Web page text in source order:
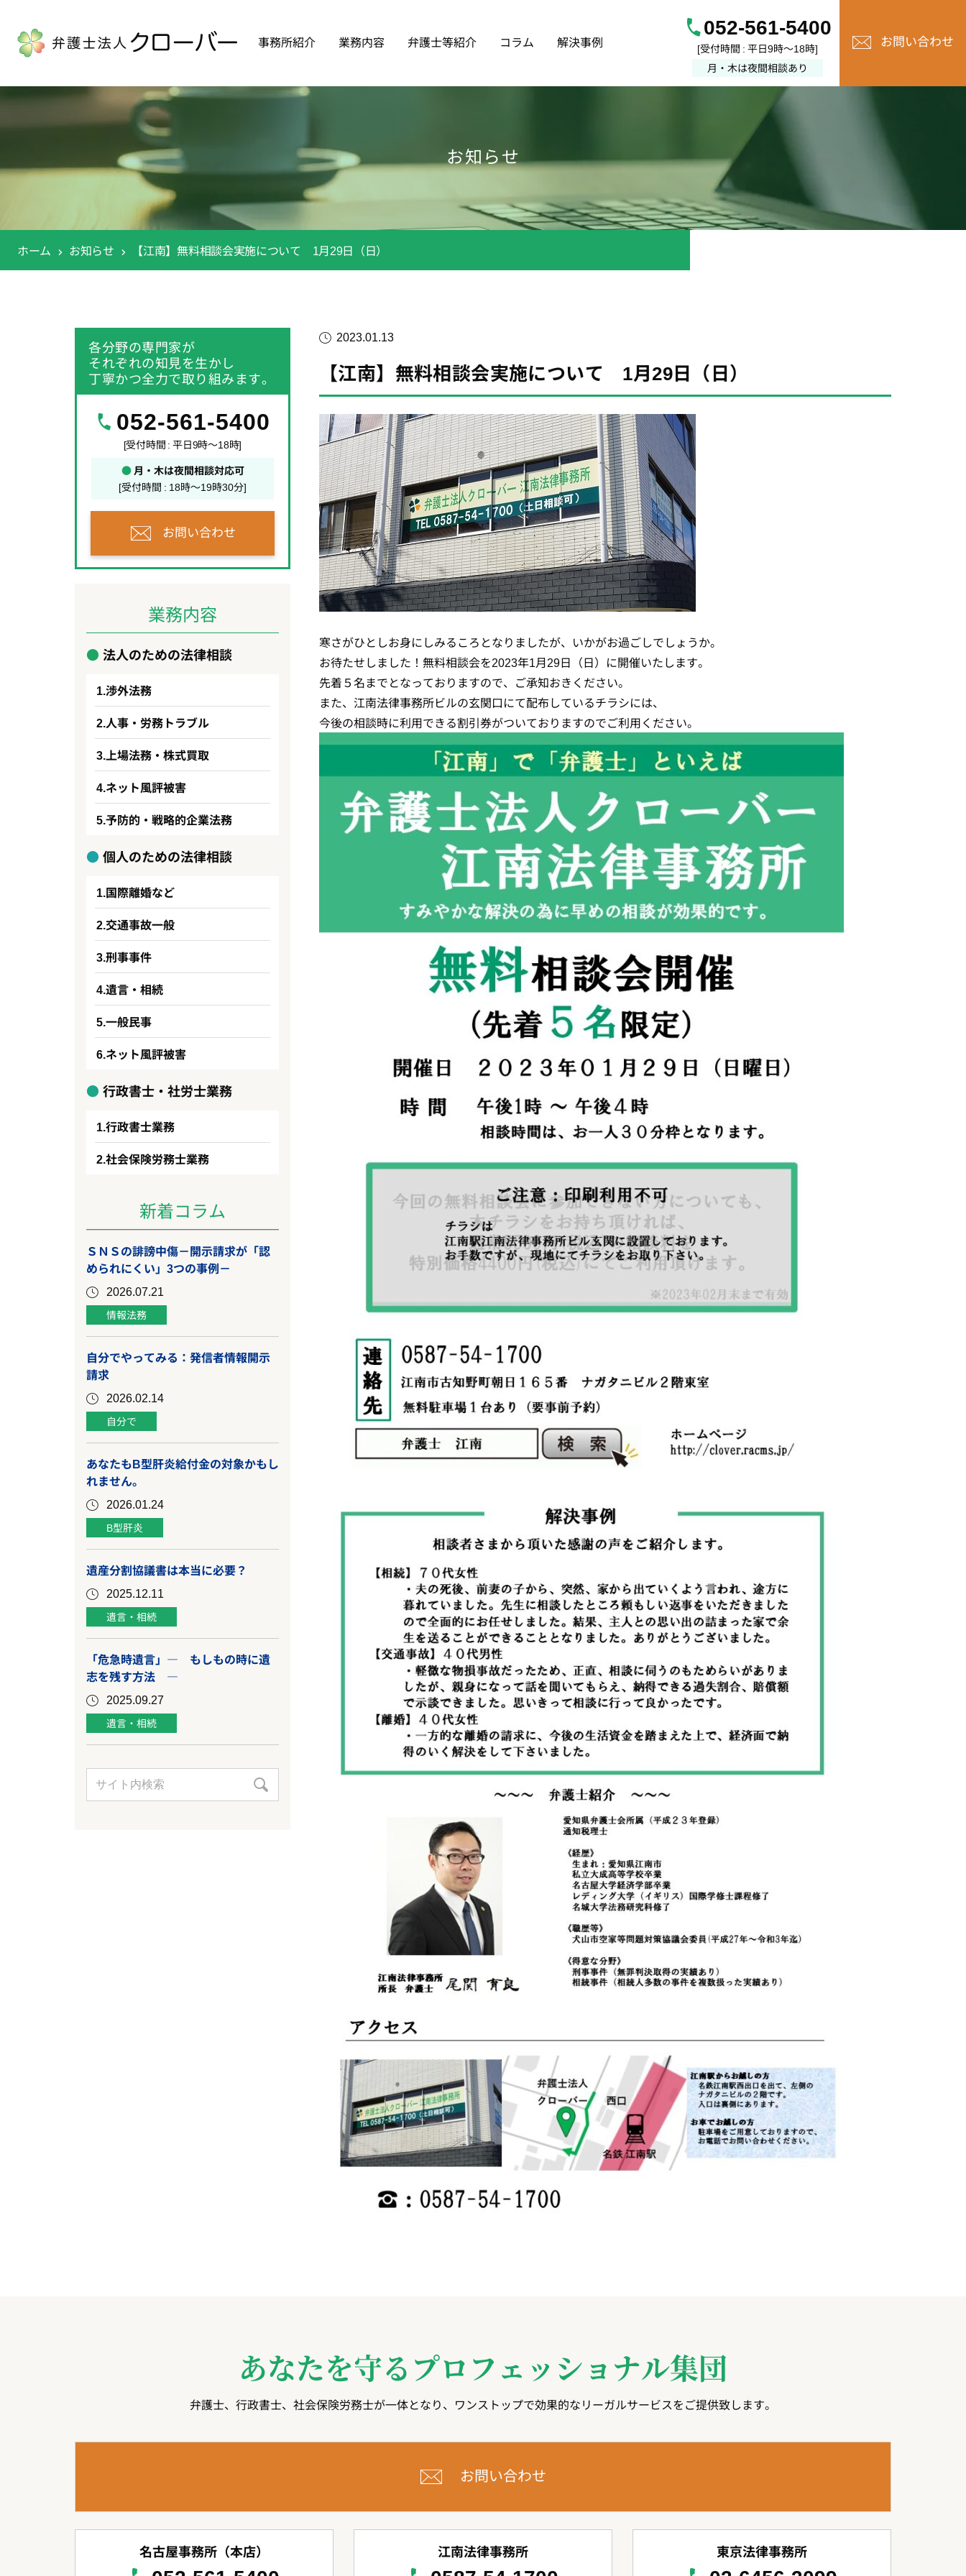
事務所紹介 業務内容 弁護士等紹介 コラム 解決事例
052-561-5400
[受付時間 : 平日9時～18時]
月・木は夜間相談あり
お問い合わせ
お知らせ
ホーム お知らせ 【江南】無料相談会実施について 1月29日（日）
2023.01.13
【江南】無料相談会実施について 1月29日（日）
寒さがひとしお身にしみるころとなりましたが、いかがお過ごしでしょうか。
お待たせしました！無料相談会を2023年1月29日（日）に開催いたします。
先着５名までとなっておりますので、ご承知おきください。
また、江南法律事務所ビルの玄関口にて配布しているチラシには、
今後の相談時に利用できる割引券がついておりますのでご利用ください。
各分野の専門家が
それぞれの知見を生かし
丁寧かつ全力で取り組みます。
052-561-5400
[受付時間 : 平日9時～18時]
●月・木は夜間相談対応可
[受付時間 : 18時～19時30分]
お問い合わせ
業務内容
法人のための法律相談
渉外法務
人事・労務トラブル
上場法務・株式買取
ネット風評被害
予防的・戦略的企業法務
個人のための法律相談
国際離婚など
交通事故一般
刑事事件
遺言・相続
一般民事
ネット風評被害
行政書士・社労士業務
行政書士業務
社会保険労務士業務
新着コラム
ＳＮＳの誹謗中傷－開示請求が「認
められにくい」3つの事例－
2026.07.21
情報法務
自分でやってみる：発信者情報開示
請求
2026.02.14
自分で
あなたもB型肝炎給付金の対象かもし
れません。
2026.01.24
B型肝炎
遺産分割協議書は本当に必要？
2025.12.11
遺言・相続
「危急時遺言」― もしもの時に遺
志を残す方法 ―
2025.09.27
遺言・相続
あなたを守るプロフェッショナル集団
弁護士、行政書士、社会保険労務士が一体となり、ワンストップで効果的なリーガルサービスをご提供致します。
お問い合わせ
名古屋事務所（本店） 江南法律事務所 東京法律事務所